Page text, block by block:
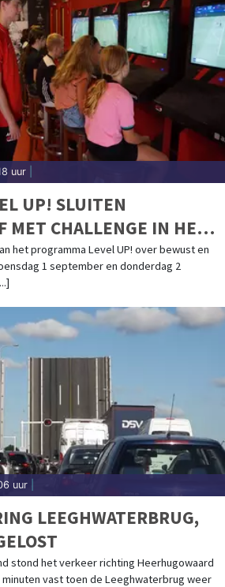
uur
UP! SLUITEN
MET CHALLENGE IN HET
het programma Level UP! over bewust en
1 september en donderdag 2
uur
LEEGHWATERBRUG,
stond het verkeer richting Heerhugowaard
vast toen de Leeghwaterbrug weer